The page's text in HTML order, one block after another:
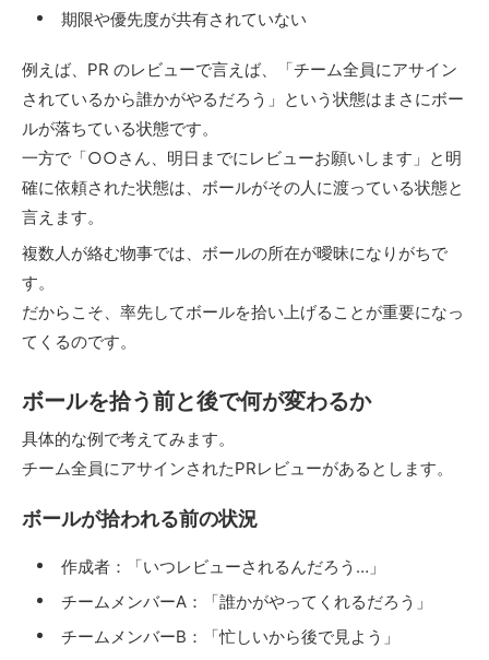
期限や優先度が共有されていない
例えば、PR のレビューで言えば、「チーム全員にアサイン
されているから誰かがやるだろう」という状態はまさにボー
ルが落ちている状態です。
一方で「○○さん、明日までにレビューお願いします」と明
確に依頼された状態は、ボールがその人に渡っている状態と
言えます。
複数人が絡む物事では、ボールの所在が曖昧になりがちで
す。
だからこそ、率先してボールを拾い上げることが重要になっ
てくるのです。
ボールを拾う前と後で何が変わるか
具体的な例で考えてみます。
チーム全員にアサインされたPRレビューがあるとします。
ボールが拾われる前の状況
作成者：「いつレビューされるんだろう…」
チームメンバーA：「誰かがやってくれるだろう」
チームメンバーB：「忙しいから後で見よう」